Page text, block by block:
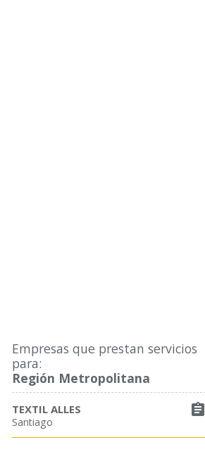
Empresas que prestan servicios
para:
Región Metropolitana

TEXTIL ALLES
Santiago